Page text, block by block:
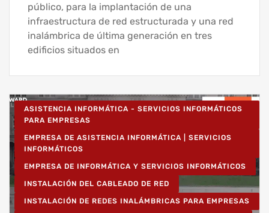
público, para la implantación de una
infraestructura de red estructurada y una red
inalámbrica de última generación en tres
edificios situados en
ASISTENCIA INFORMÁTICA - SERVICIOS INFORMÁTICOS
PARA EMPRESAS
EMPRESA DE ASISTENCIA INFORMÁTICA | SERVICIOS
INFORMÁTICOS
EMPRESA DE INFORMÁTICA Y SERVICIOS INFORMÁTICOS
INSTALACIÓN DEL CABLEADO DE RED
INSTALACIÓN DE REDES INALÁMBRICAS PARA EMPRESAS